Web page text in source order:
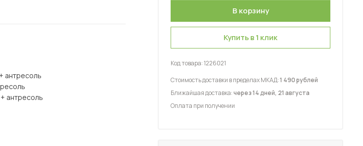
Купить в 1 клик
Код товара:1226021
Стоимость доставки в пределах МКАД:1 490 рублей
Ближайшая доставка:через 14 дней, 21 августа
Оплата при получении
антресоль
антресоль